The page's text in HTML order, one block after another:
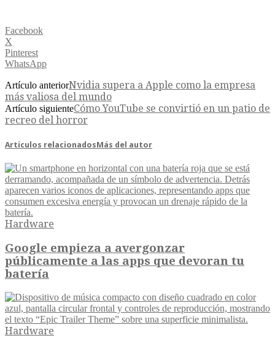
Facebook
X
Pinterest
WhatsApp
Artículo anteriorNvidia supera a Apple como la empresa
más valiosa del mundo
Artículo siguienteCómo YouTube se convirtió en un patio de
recreo del horror
Artículos relacionadosMás del autor
Hardware
Google empieza a avergonzar
públicamente a las apps que devoran tu
batería
Hardware